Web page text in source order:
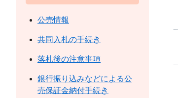
公売情報
共同入札の手続き
落札後の注意事項
銀行振り込みなどによる公
売保証金納付手続き